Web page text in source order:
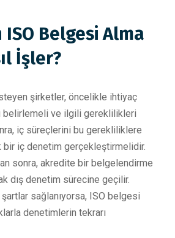
Belgesi Alma
İşler?
şirketler, öncelikle ihtiyaç
belirlemeli ve ilgili gereklilikleri
iç süreçlerini bu gerekliliklere
bir iç denetim gerçekleştirmelidir.
sonra, akredite bir belgelendirme
dış denetim sürecine geçilir.
sağlanıyorsa, ISO belgesi
denetimlerin tekrarı